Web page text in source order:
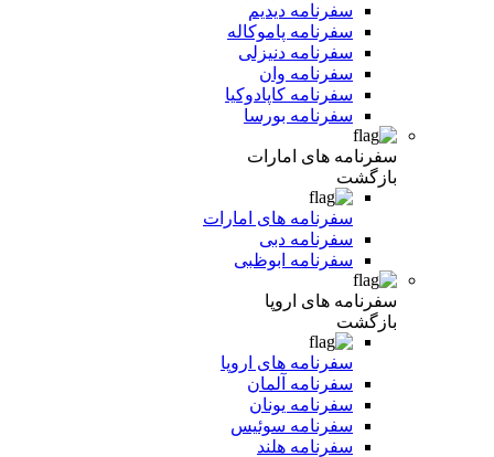
سفرنامه دیدیم
سفرنامه پاموکاله
سفرنامه دنیزلی
سفرنامه وان
سفرنامه کاپادوکیا
سفرنامه بورسا
سفرنامه های امارات
بازگشت
سفرنامه های امارات
سفرنامه دبی
سفرنامه ابوظبی
سفرنامه های اروپا
بازگشت
سفرنامه های اروپا
سفرنامه آلمان
سفرنامه یونان
سفرنامه سوئیس
سفرنامه هلند